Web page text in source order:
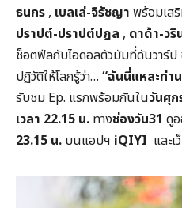
ธนกร, เบลเล่-จิรัชญา พร้อมเส
ปราปต์-ปราปต์ปฎล , ดาด้า-วริ
ช็อตฟีลกับไอดอลตัวมัมที่ดันวาร์ป
ปฏิวัติให้โลกรู้ว่า… “ฉันนี่แหละท่า
รับชม Ep. แรกพร้อมกันในวันศุก
เวลา 22.15 น. ทางช่องวัน31 ดู
23.15 น. บนแอปฯ iQIYI และ